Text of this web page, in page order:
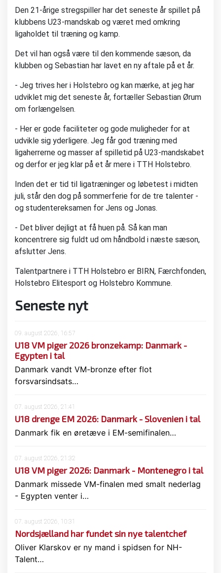
Den 21-årige stregspiller har det seneste år spillet på
klubbens U23-mandskab og været med omkring
ligaholdet til træning og kamp.
Det vil han også være til den kommende sæson, da
klubben og Sebastian har lavet en ny aftale på et år.
- Jeg trives her i Holstebro og kan mærke, at jeg har
udviklet mig det seneste år, fortæller Sebastian Ørum
om forlængelsen.
- Her er gode faciliteter og gode muligheder for at
udvikle sig yderligere. Jeg får god træning med
ligaherrerne og masser af spilletid på U23-mandskabet
og derfor er jeg klar på et år mere i TTH Holstebro.
Inden det er tid til ligatræninger og løbetest i midten
juli, står den dog på sommerferie for de tre talenter -
og studentereksamen for Jens og Jonas.
- Det bliver dejligt at få huen på. Så kan man
koncentrere sig fuldt ud om håndbold i næste sæson,
afslutter Jens.
Talentpartnere i TTH Holstebro er BIRN, Færchfonden,
Holstebro Elitesport og Holstebro Kommune.
Seneste nyt
09. august 2026, 16:57
U18 VM piger 2026 bronzekamp: Danmark -
Egypten i tal
Danmark vandt VM-bronze efter flot
forsvarsindsats…
07. august 2026, 21:41
U18 drenge EM 2026: Danmark - Slovenien i tal
Danmark fik en øretæve i EM-semifinalen…
07. august 2026, 21:32
U18 VM piger 2026: Danmark - Montenegro i tal
Danmark missede VM-finalen med smalt nederlag
- Egypten venter i…
07. august 2026, 10:31
Nordsjælland har fundet sin nye talentchef
Oliver Klarskov er ny mand i spidsen for NH-
Talent…